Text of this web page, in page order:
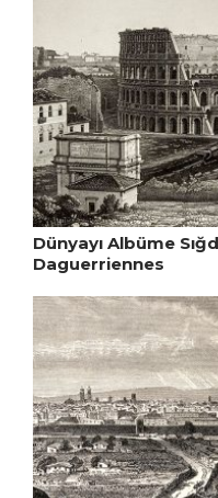
Dünyayı Albüme
Daguerriennes